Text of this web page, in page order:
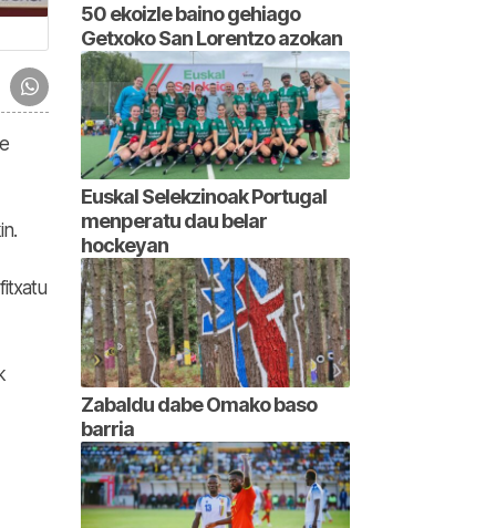
50 ekoizle baino gehiago
Getxoko San Lorentzo azokan
Euskal Selekzinoak Portugal
menperatu dau belar
hockeyan
Zabaldu dabe Omako baso
barria